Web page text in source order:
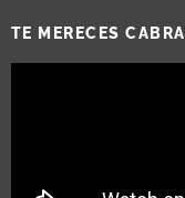
TE MERECES CABRA